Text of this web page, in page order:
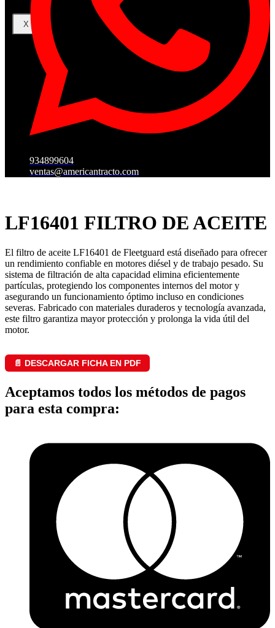
X
934899604
ventas@americantracto.com
LF16401 FILTRO DE ACEITE
El filtro de aceite LF16401 de Fleetguard está diseñado para ofrecer
un rendimiento confiable en motores diésel y de trabajo pesado. Su
sistema de filtración de alta capacidad elimina eficientemente
partículas, protegiendo los componentes internos del motor y
asegurando un funcionamiento óptimo incluso en condiciones
severas. Fabricado con materiales duraderos y tecnología avanzada,
este filtro garantiza mayor protección y prolonga la vida útil del
motor.
📄 DESCARGAR FICHA EN PDF
Aceptamos todos los métodos de pagos
para esta compra: